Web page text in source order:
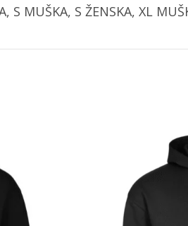
MUŠKA, S ŽENSKA, XL